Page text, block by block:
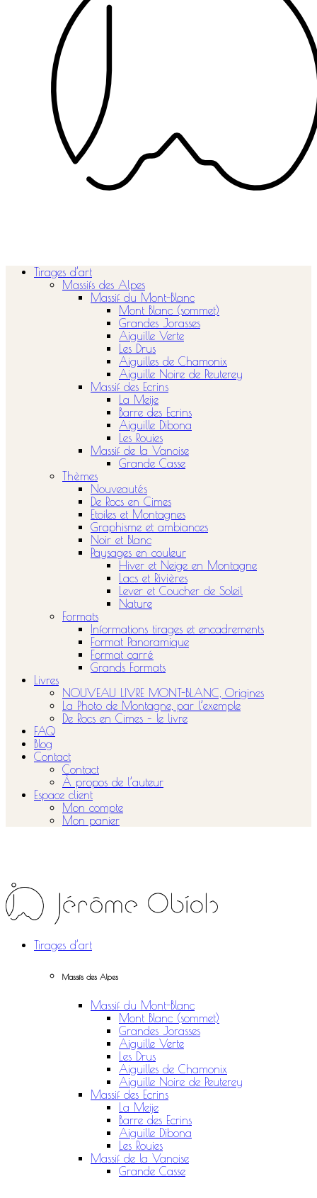
Tirages d’art
Massifs des Alpes
Massif du Mont-Blanc
Mont Blanc (sommet)
Grandes Jorasses
Aiguille Verte
Les Drus
Aiguilles de Chamonix
Aiguille Noire de Peuterey
Massif des Ecrins
La Meije
Barre des Ecrins
Aiguille Dibona
Les Rouies
Massif de la Vanoise
Grande Casse
Thèmes
Nouveautés
De Rocs en Cimes
Etoiles et Montagnes
Graphisme et ambiances
Noir et Blanc
Paysages en couleur
Hiver et Neige en Montagne
Lacs et Rivières
Lever et Coucher de Soleil
Nature
Formats
Informations tirages et encadrements
Format Panoramique
Format carré
Grands Formats
Livres
NOUVEAU LIVRE MONT-BLANC, Origines
La Photo de Montagne, par l’exemple
De Rocs en Cimes – le livre
FAQ
Blog
Contact
Contact
À propos de l’auteur
Espace client
Mon compte
Mon panier
Tirages d’art
Massifs des Alpes
Massif du Mont-Blanc
Mont Blanc (sommet)
Grandes Jorasses
Aiguille Verte
Les Drus
Aiguilles de Chamonix
Aiguille Noire de Peuterey
Massif des Ecrins
La Meije
Barre des Ecrins
Aiguille Dibona
Les Rouies
Massif de la Vanoise
Grande Casse